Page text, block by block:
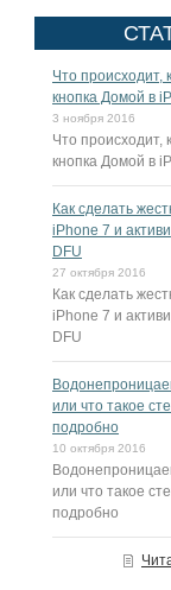
Что происходит,
кнопка Домой в
3 ноября 2016
Что происходит,
кнопка Домой в
Как сделать
iPhone 7 и
DFU
27 октября 2016
Как сделать
iPhone 7 и
DFU
или что такое
подробно
10 октября 2016
или что такое
подробно